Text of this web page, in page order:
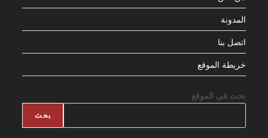
المدونة
اتصل بنا
خريطة الموقع
بحث فى الموقع
بحث